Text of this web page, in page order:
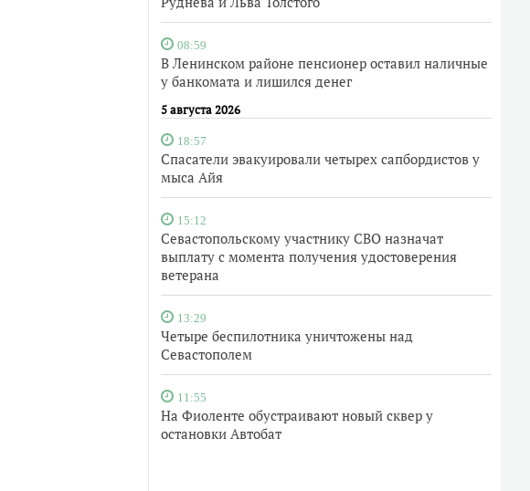
08:59
В Ленинском районе пенсионер оставил наличные
у банкомата и лишился денег
5 августа 2026
18:57
Спасатели эвакуировали четырех сапбордистов у
мыса Айя
15:12
Севастопольскому участнику СВО назначат
выплату с момента получения удостоверения
ветерана
13:29
Четыре беспилотника уничтожены над
Севастополем
11:55
На Фиоленте обустраивают новый сквер у
остановки Автобат